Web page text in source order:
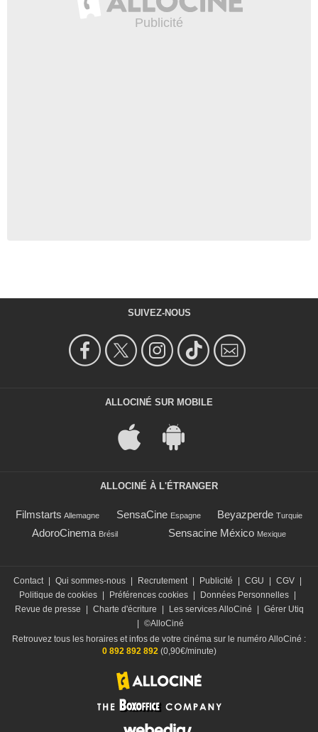
SUIVEZ-NOUS
ALLOCINÉ SUR MOBILE
ALLOCINÉ À L'ÉTRANGER
Filmstarts Allemagne SensaCine Espagne Beyazperde Turquie
AdoroCinema Brésil Sensacine México Mexique
Contact | Qui sommes-nous | Recrutement | Publicité | CGU | CGV |
Politique de cookies | Préférences cookies | Données Personnelles |
Revue de presse
| Charte d'écriture | Les services AlloCiné | Gérer Utiq
| ©AlloCiné
Retrouvez tous les horaires et infos de votre cinéma sur le numéro AlloCiné :
0 892 892 892 (0,90€/minute)